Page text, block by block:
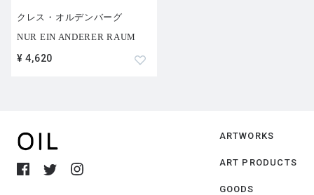
クレス・オルデンバーグ
NUR EIN ANDERER RAUM
¥ 4,620
ARTWORKS
ART PRODUCTS
GOODS